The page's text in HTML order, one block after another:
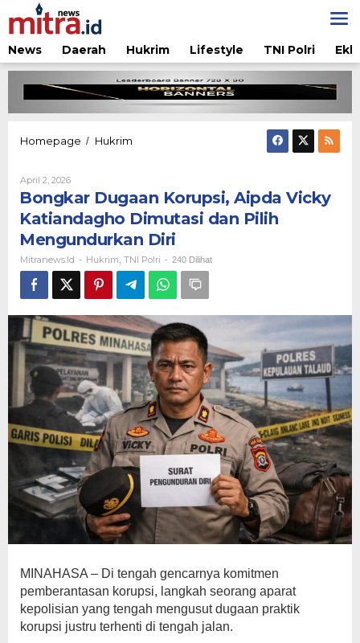
Lewati
ke
konten
News
Daerah Hukrim Lifestyle TNI Polri
Homepage / Hukrim
Vicky
Katiandagho
Dimutasi
dan
Pilih
Mengundurkan
Diri
April 2, 2026Oleh
Mitranews.id
Bongkar Dugaan Korupsi, Aipda Vicky
Katiandagho Dimutasi dan Pilih
Mengundurkan Diri
Mitranews.id - Hukrim TNI Polri - 240 Dilihat
MINAHASA – Di tengah gencarnya komitmen
pemberantasan korupsi, langkah seorang aparat
kepolisian yang tengah mengusut dugaan praktik
korupsi justru terhenti di tengah jalan.